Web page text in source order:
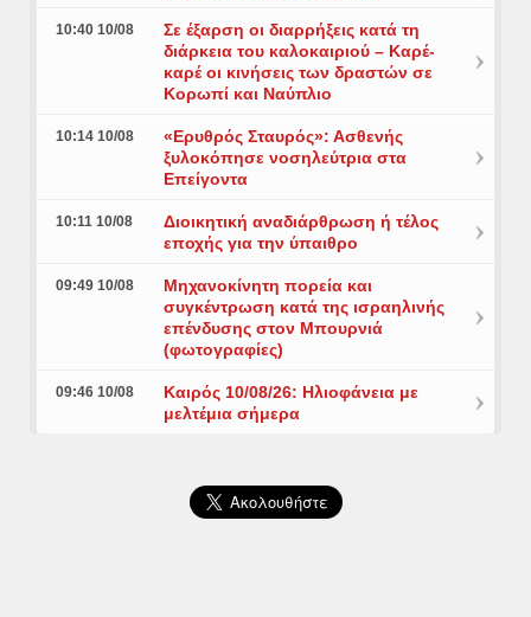
10:40 10/08
Σε έξαρση οι διαρρήξεις κατά τη
διάρκεια του καλοκαιριού – Καρέ-
καρέ οι κινήσεις των δραστών σε
Κορωπί και Ναύπλιο
10:14 10/08
«Ερυθρός Σταυρός»: Ασθενής
ξυλοκόπησε νοσηλεύτρια στα
Επείγοντα
10:11 10/08
Διοικητική αναδιάρθρωση ή τέλος
εποχής για την ύπαιθρο
09:49 10/08
Μηχανοκίνητη πορεία και
συγκέντρωση κατά της ισραηλινής
επένδυσης στον Μπουρνιά
(φωτογραφίες)
09:46 10/08
Καιρός 10/08/26: Ηλιοφάνεια με
μελτέμια σήμερα